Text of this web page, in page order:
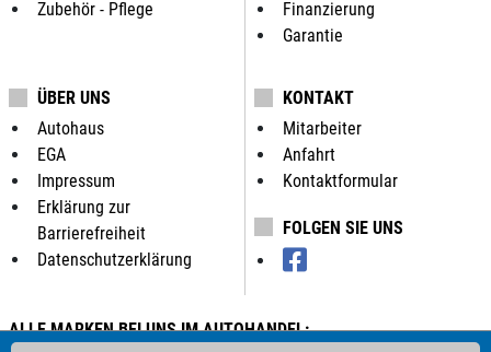
Zubehör - Pflege
Finanzierung
Garantie
ÜBER UNS
Autohaus
EGA
Impressum
Erklärung zur
Barrierefreiheit
Datenschutzerklärung
KONTAKT
Mitarbeiter
Anfahrt
Kontaktformular
FOLGEN SIE UNS
ALLE MARKEN BEI UNS IM AUTOHANDEL: